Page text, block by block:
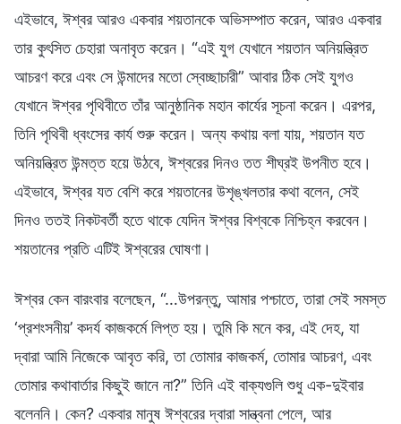
এইভাবে, ঈশ্বর আরও একবার শয়তানকে অভিসম্পাত করেন, আরও একবার
তার কুৎসিত চেহারা অনাবৃত করেন। “এই যুগ যেখানে শয়তান অনিয়ন্ত্রিত
আচরণ করে এবং সে উন্মাদের মতো স্বেচ্ছাচারী” আবার ঠিক সেই যুগও
যেখানে ঈশ্বর পৃথিবীতে তাঁর আনুষ্ঠানিক মহান কার্যের সূচনা করেন। এরপর,
তিনি পৃথিবী ধ্বংসের কার্য শুরু করেন। অন্য কথায় বলা যায়, শয়তান যত
অনিয়ন্ত্রিত উন্মত্ত হয়ে উঠবে, ঈশ্বরের দিনও তত শীঘ্রই উপনীত হবে।
এইভাবে, ঈশ্বর যত বেশি করে শয়তানের উশৃঙ্খলতার কথা বলেন, সেই
দিনও ততই নিকটবর্তী হতে থাকে যেদিন ঈশ্বর বিশ্বকে নিশ্চিহ্ন করবেন।
শয়তানের প্রতি এটিই ঈশ্বরের ঘোষণা।
ঈশ্বর কেন বারংবার বলেছেন, “…উপরন্তু, আমার পশ্চাতে, তারা সেই সমস্ত
‘প্রশংসনীয়’ কদর্য কাজকর্মে লিপ্ত হয়। তুমি কি মনে কর, এই দেহ, যা
দ্বারা আমি নিজেকে আবৃত করি, তা তোমার কাজকর্ম, তোমার আচরণ, এবং
তোমার কথাবার্তার কিছুই জানে না?” তিনি এই বাক্যগুলি শুধু এক-দুইবার
বলেননি। কেন? একবার মানুষ ঈশ্বরের দ্বারা সান্ত্বনা পেলে, আর